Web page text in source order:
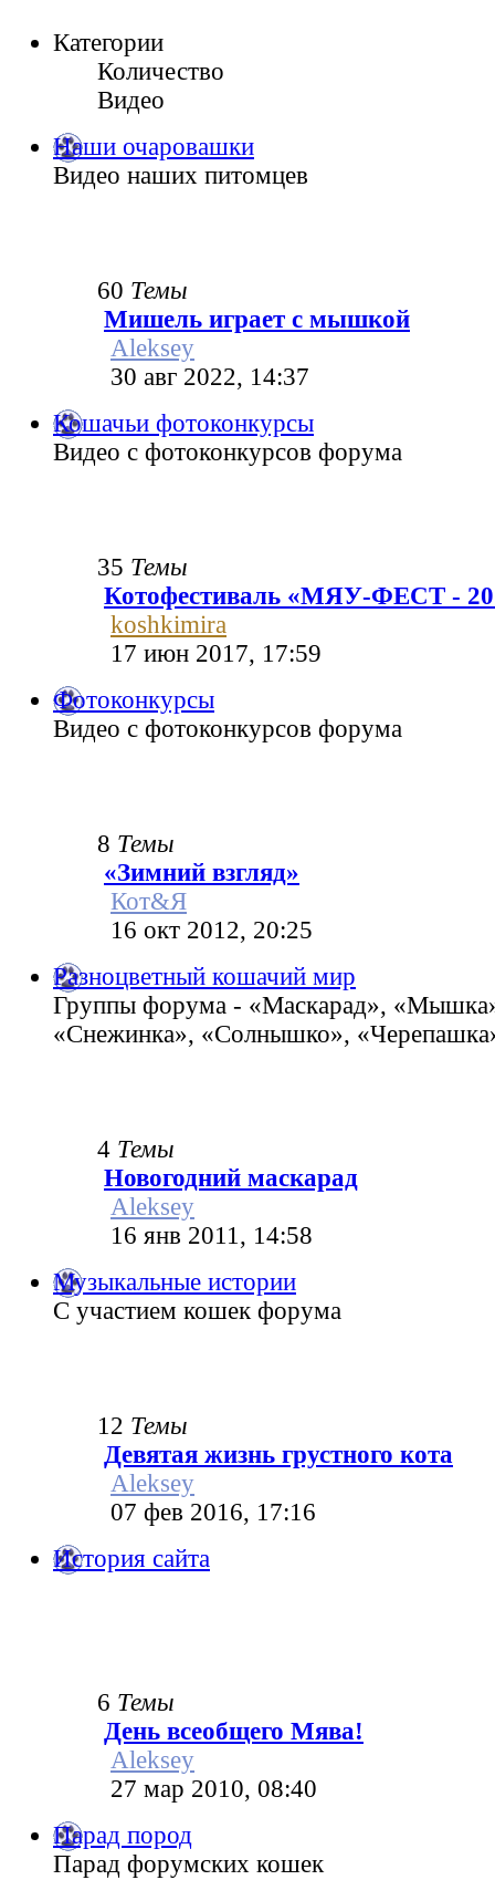
Категории
Количество
Видео
Наши очаровашки
Видео наших питомцев
60 Темы
Мишель играет с мышкой
Aleksey
30 авг 2022, 14:37
Кошачьи фотоконкурсы
Видео с фотоконкурсов форума
35 Темы
Котофестиваль «МЯУ-ФЕСТ -
koshkimira
17 июн 2017, 17:59
Фотоконкурсы
Видео с фотоконкурсов форума
8 Темы
«Зимний взгляд»
Кот&Я
16 окт 2012, 20:25
Разноцветный кошачий мир
Группы форума - «Маскарад»,
«Снежинка», «Солнышко»,
4 Темы
Новогодний маскарад
Aleksey
16 янв 2011, 14:58
Музыкальные истории
С участием кошек форума
12 Темы
Девятая жизнь грустного кота
Aleksey
07 фев 2016, 17:16
История сайта
6 Темы
День всеобщего Мява!
Aleksey
27 мар 2010, 08:40
Парад пород
Парад форумских кошек